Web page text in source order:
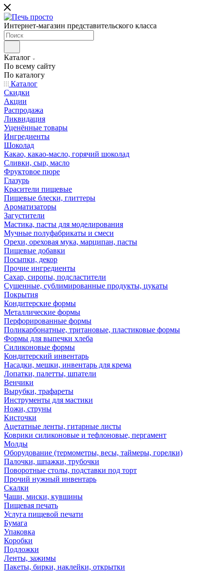
Интернет-магазин представительского класса
Каталог
По всему сайту
По каталогу
Каталог
Скидки
Акции
Распродажа
Ликвидация
Уценённые товары
Ингредиенты
Шоколад
Какао, какао-масло, горячий шоколад
Сливки, сыр, масло
Фруктовое пюре
Глазурь
Красители пищевые
Пищевые блески, глиттеры
Ароматизаторы
Загустители
Мастика, пасты для моделирования
Мучные полуфабрикаты и смеси
Орехи, ореховая мука, марципан, пасты
Пищевые добавки
Посыпки, декор
Прочие ингредиенты
Сахар, сиропы, подсластители
Сушенные, сублимированные продукты, цукаты
Покрытия
Кондитерские формы
Металлические формы
Перфорированные формы
Поликарбонатные, тритановые, пластиковые формы
Формы для выпечки хлеба
Силиконовые формы
Кондитерский инвентарь
Насадки, мешки, инвентарь для крема
Лопатки, палетты, шпатели
Венчики
Вырубки, трафареты
Инструменты для мастики
Ножи, струны
Кисточки
Ацетатные ленты, гитарные листы
Коврики силиконовые и тефлоновые, пергамент
Молды
Оборудование (термометры, весы, таймеры, горелки)
Палочки, шпажки, трубочки
Поворотные столы, подставки под торт
Прочий нужный инвентарь
Скалки
Чаши, миски, кувшины
Пищевая печать
Услуга пищевой печати
Бумага
Упаковка
Коробки
Подложки
Ленты, зажимы
Пакеты, бирки, наклейки, открытки